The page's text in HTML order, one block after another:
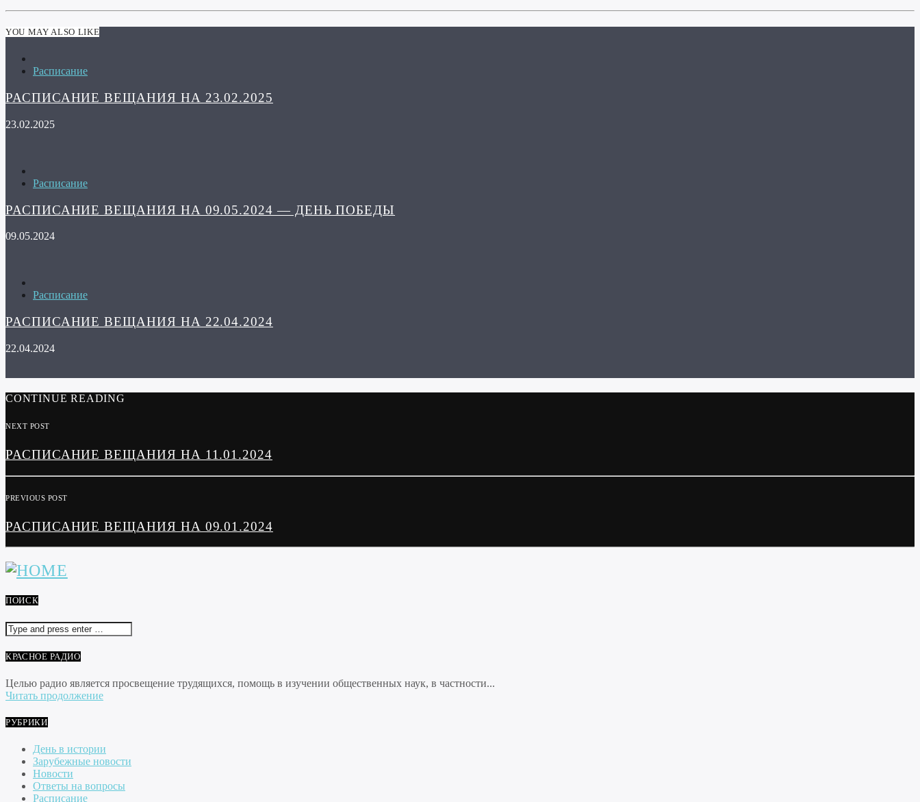
YOU MAY ALSO LIKE
Расписание
РАСПИСАНИЕ ВЕЩАНИЯ НА 23.02.2025
23.02.2025
Расписание
РАСПИСАНИЕ ВЕЩАНИЯ НА 09.05.2024 — ДЕНЬ ПОБЕДЫ
09.05.2024
Расписание
РАСПИСАНИЕ ВЕЩАНИЯ НА 22.04.2024
22.04.2024
CONTINUE READING
NEXT POST
РАСПИСАНИЕ ВЕЩАНИЯ НА 11.01.2024
PREVIOUS POST
РАСПИСАНИЕ ВЕЩАНИЯ НА 09.01.2024
ПОИСК
КРАСНОЕ РАДИО
Целью радио является просвещение трудящихся, помощь в изучении общественных наук, в частности...
Читать продолжение
РУБРИКИ
День в истории
Зарубежные новости
Новости
Ответы на вопросы
Расписание